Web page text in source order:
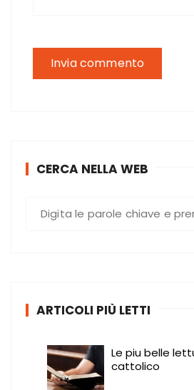
CERCA NELLA WEB
ARTICOLI PIÙ LETTI
Le piu belle
cattolico